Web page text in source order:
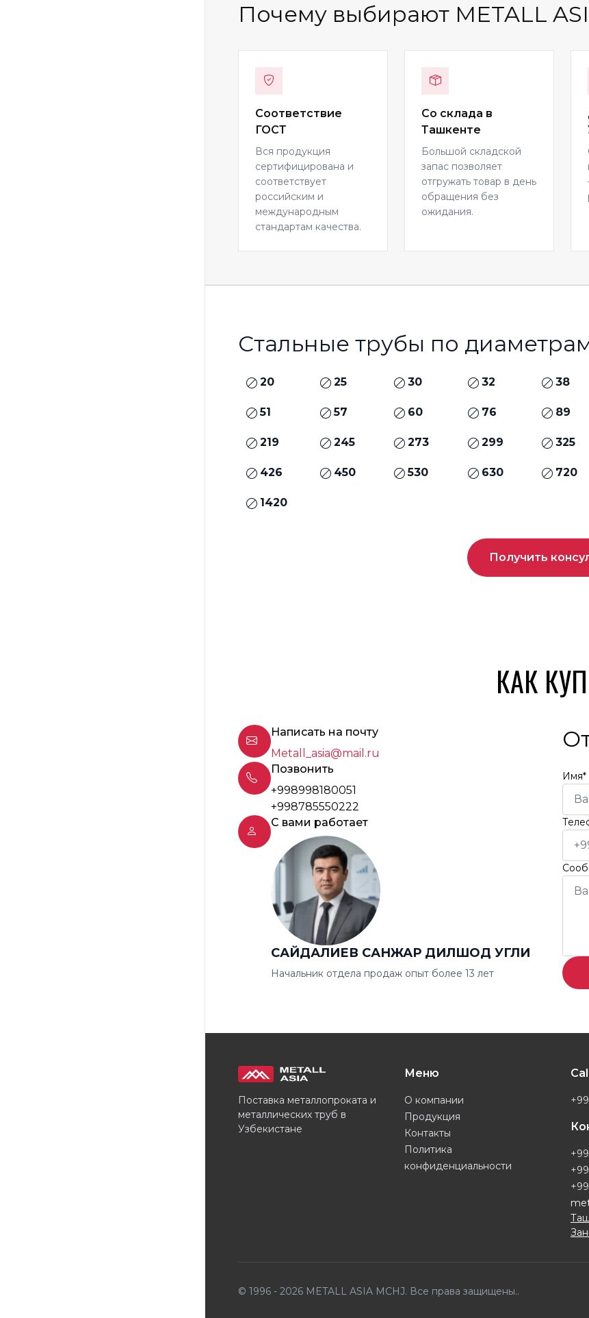
Почему выбирают METALL
Соответствие
ГОСТ
Вся продукция
сертифицирована и
соответствует
российским и
международным
стандартам качества.
Со склада в
Ташкенте
Большой складской
запас позволяет
отгружать товар в день
обращения без
ожидания.
Стальные трубы по
20 25 30 32 38
51 57 60 76 89
219 245 273 299 325
426 450 530 630 720
1420
Получить
КАК
Написать на почту
Metall_asia@mail.ru
Позвонить
+998998180051
+998785550222
С вами работает
САЙДАЛИЕВ САНЖАР ДИЛШОД УГЛИ
Начальник отдела продаж опыт более 13 лет
Имя*
Поставка металлопроката и
металлических труб в
Узбекистане
Меню
О компании
Продукция
Контакты
Политика
конфиденциальности
© 1996 - 2026 METALL ASIA MCHJ. Все права защищены..